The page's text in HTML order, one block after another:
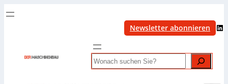
Newsletter abonnieren LinkedIn
Search